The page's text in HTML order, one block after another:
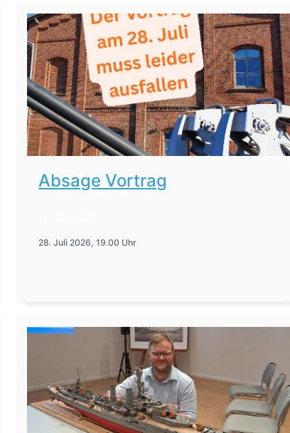
Absage Vortrag
28. Juli 2026, 19.00 Uhr